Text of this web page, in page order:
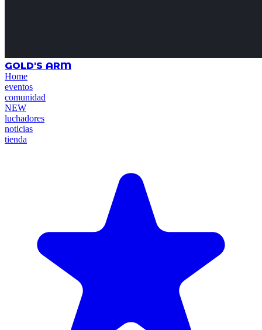
GOLD'S ARM
Home
eventos
comunidad
NEW
luchadores
noticias
tienda